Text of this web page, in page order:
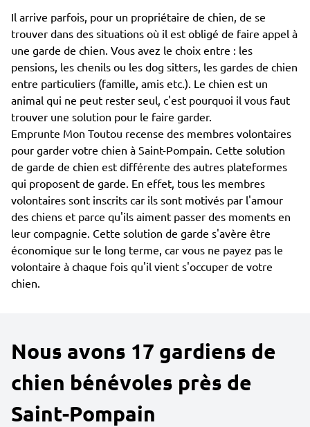
Il arrive parfois, pour un propriétaire de chien, de se
trouver dans des situations où il est obligé de faire appel à
une garde de chien. Vous avez le choix entre : les
pensions, les chenils ou les dog sitters, les gardes de chien
entre particuliers (famille, amis etc.). Le chien est un
animal qui ne peut rester seul, c'est pourquoi il vous faut
trouver une solution pour le faire garder.
Emprunte Mon Toutou recense des membres volontaires
pour garder votre chien à Saint-Pompain. Cette solution
de garde de chien est différente des autres plateformes
qui proposent de garde. En effet, tous les membres
volontaires sont inscrits car ils sont motivés par l'amour
des chiens et parce qu'ils aiment passer des moments en
leur compagnie. Cette solution de garde s'avère être
économique sur le long terme, car vous ne payez pas le
volontaire à chaque fois qu'il vient s'occuper de votre
chien.
Nous avons 17 gardiens de
chien bénévoles près de
Saint-Pompain